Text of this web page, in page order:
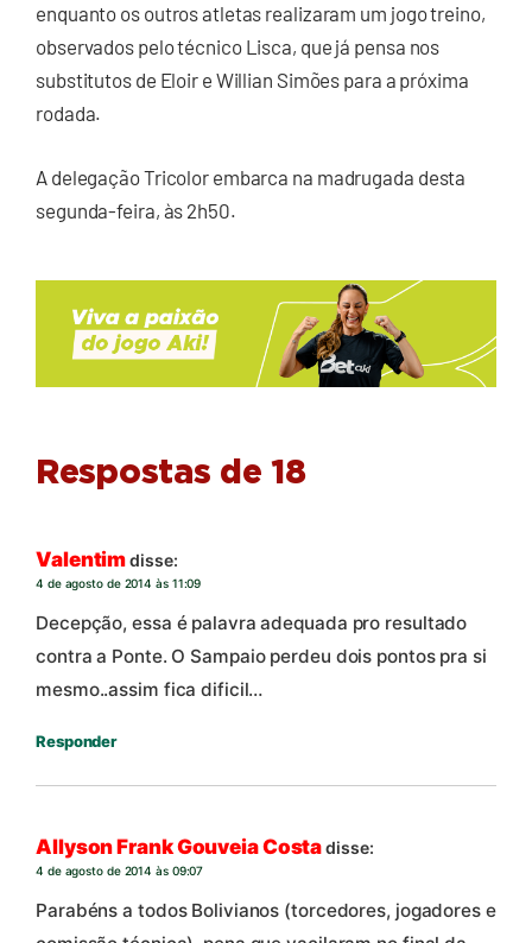
enquanto os outros atletas realizaram um jogo treino,
observados pelo técnico Lisca, que já pensa nos
substitutos de Eloir e Willian Simões para a próxima
rodada.
A delegação Tricolor embarca na madrugada desta
segunda-feira, às 2h50.
Respostas de 18
Valentimdisse:
4 de agosto de 2014 às 11:09
Decepção, essa é palavra adequada pro resultado
contra a Ponte. O Sampaio perdeu dois pontos pra si
mesmo..assim fica dificil…
Responder
Allyson Frank Gouveia Costadisse:
4 de agosto de 2014 às 09:07
Parabéns a todos Bolivianos (torcedores, jogadores e